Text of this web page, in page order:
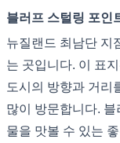
블러프 스털링 포
뉴질랜드 최남단 지
는 곳입니다. 이 표
도시의 방향과 거리
많이 방문합니다.
물을 맛볼 수 있는